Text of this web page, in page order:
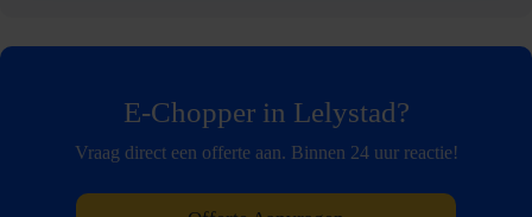
E-Chopper in Lelystad?
Vraag direct een offerte aan. Binnen 24 uur reactie!